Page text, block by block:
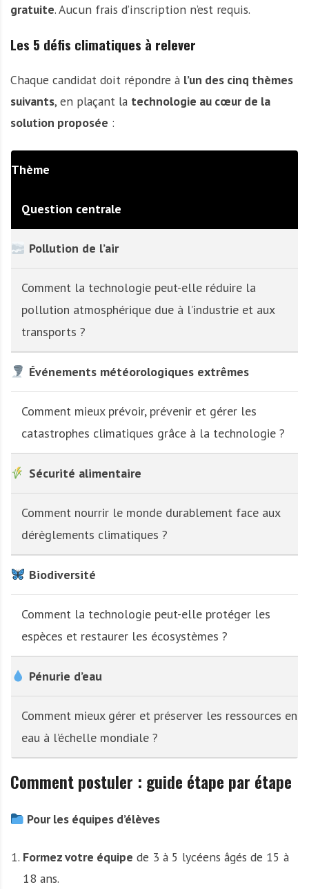
gratuite. Aucun frais d’inscription n’est requis.
Les 5 défis climatiques à relever
Chaque candidat doit répondre à l’un des cinq thèmes
suivants, en plaçant la technologie au cœur de la
solution proposée :
Thème
Question centrale
Pollution de l’air
Comment la technologie peut-elle réduire la
pollution atmosphérique due à l’industrie et aux
transports ?
Événements météorologiques extrêmes
Comment mieux prévoir, prévenir et gérer les
catastrophes climatiques grâce à la technologie ?
Sécurité alimentaire
Comment nourrir le monde durablement face aux
dérèglements climatiques ?
Biodiversité
Comment la technologie peut-elle protéger les
espèces et restaurer les écosystèmes ?
Pénurie d’eau
Comment mieux gérer et préserver les ressources en
eau à l’échelle mondiale ?
Comment postuler : guide étape par étape
Pour les équipes d’élèves
Formez votre équipe de 3 à 5 lycéens âgés de 15 à
18 ans.